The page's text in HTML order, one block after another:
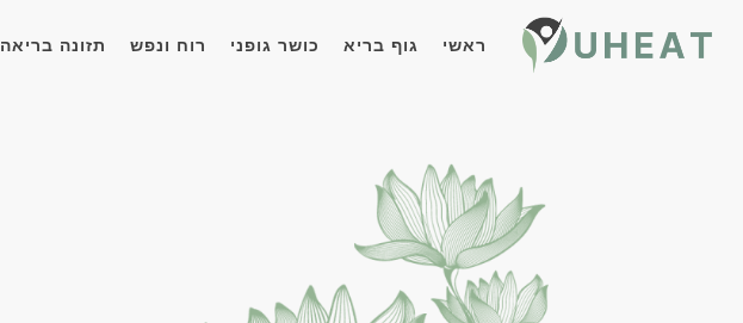
ראשי גוף בריא כושר גופני רוח ונפש תזונה בריאה